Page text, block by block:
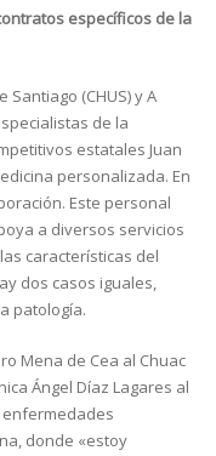
específicos de la
(CHUS) y A
de la
estatales Juan
personalizada. En
Este personal
a diversos servicios
características del
dos casos iguales,
patología.
Mena de Cea al Chuac
Ángel Díaz Lagares al
enfermedades
donde «estoy